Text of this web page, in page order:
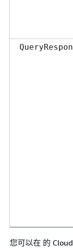
您可以在 的